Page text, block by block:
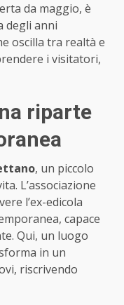
da maggio, è
degli anni
oscilla tra realtà e
i visitatori,
riparte
, un piccolo
L’associazione
l’ex-edicola
capace
Qui, un luogo
in un
riscrivendo